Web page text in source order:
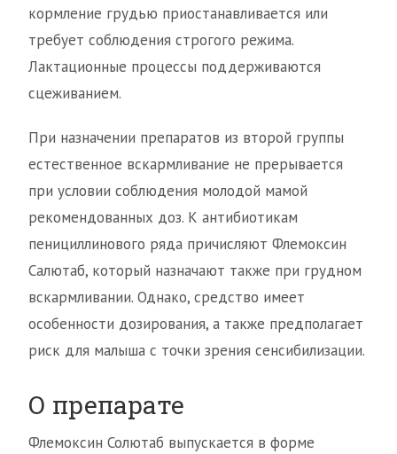
кормление грудью приостанавливается или
требует соблюдения строгого режима.
Лактационные процессы поддерживаются
сцеживанием.
При назначении препаратов из второй группы
естественное вскармливание не прерывается
при условии соблюдения молодой мамой
рекомендованных доз. К антибиотикам
пенициллинового ряда причисляют Флемоксин
Салютаб, который назначают также при грудном
вскармливании. Однако, средство имеет
особенности дозирования, а также предполагает
риск для малыша с точки зрения сенсибилизации.
О препарате
Флемоксин Солютаб выпускается в форме